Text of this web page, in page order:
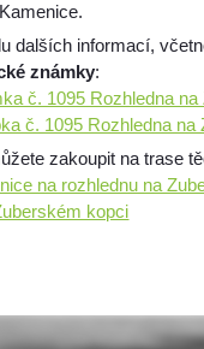
dalších informací,
známky:
č. 1095 Rozhledna
č. 1095 Rozhledna
zakoupit na trase
na rozhlednu na
kopci